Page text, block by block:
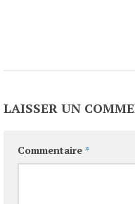
LAISSER UN
Commentaire *